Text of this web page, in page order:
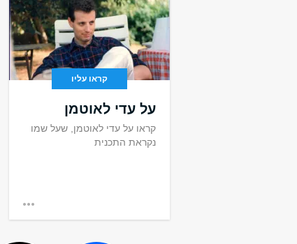
קראו עליו
על עדי לאוטמן
קראו על עדי לאוטמן, שעל שמו
נקראת התכנית